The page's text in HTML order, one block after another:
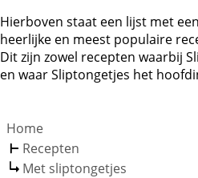
Hierboven staat een lijst met
heerlijke en meest populaire
Dit zijn zowel recepten waarbij
en waar Sliptongetjes het
Home
Recepten
Met sliptongetjes